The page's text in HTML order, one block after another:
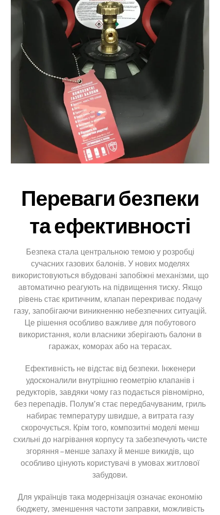
Переваги безпеки
та ефективності
Безпека стала центральною темою у розробці
сучасних газових балонів. У нових моделях
використовуються вбудовані запобіжні механізми, що
автоматично реагують на підвищення тиску. Якщо
рівень стає критичним, клапан перекриває подачу
газу, запобігаючи виникненню небезпечних ситуацій.
Це рішення особливо важливе для побутового
використання, коли власники зберігають балони в
гаражах, коморах або на терасах.
Ефективність не відстає від безпеки. Інженери
удосконалили внутрішню геометрію клапанів і
редукторів, завдяки чому газ подається рівномірно,
без перепадів. Полум’я стає передбачуваним, гриль
набирає температуру швидше, а витрата газу
скорочується. Крім того, композитні моделі менш
схильні до нагрівання корпусу та забезпечують чисте
згоряння – менше запаху й менше викидів, що
особливо цінують користувачі в умовах житлової
забудови.
Для українців така модернізація означає економію
бюджету, зменшення частоти заправки, можливість